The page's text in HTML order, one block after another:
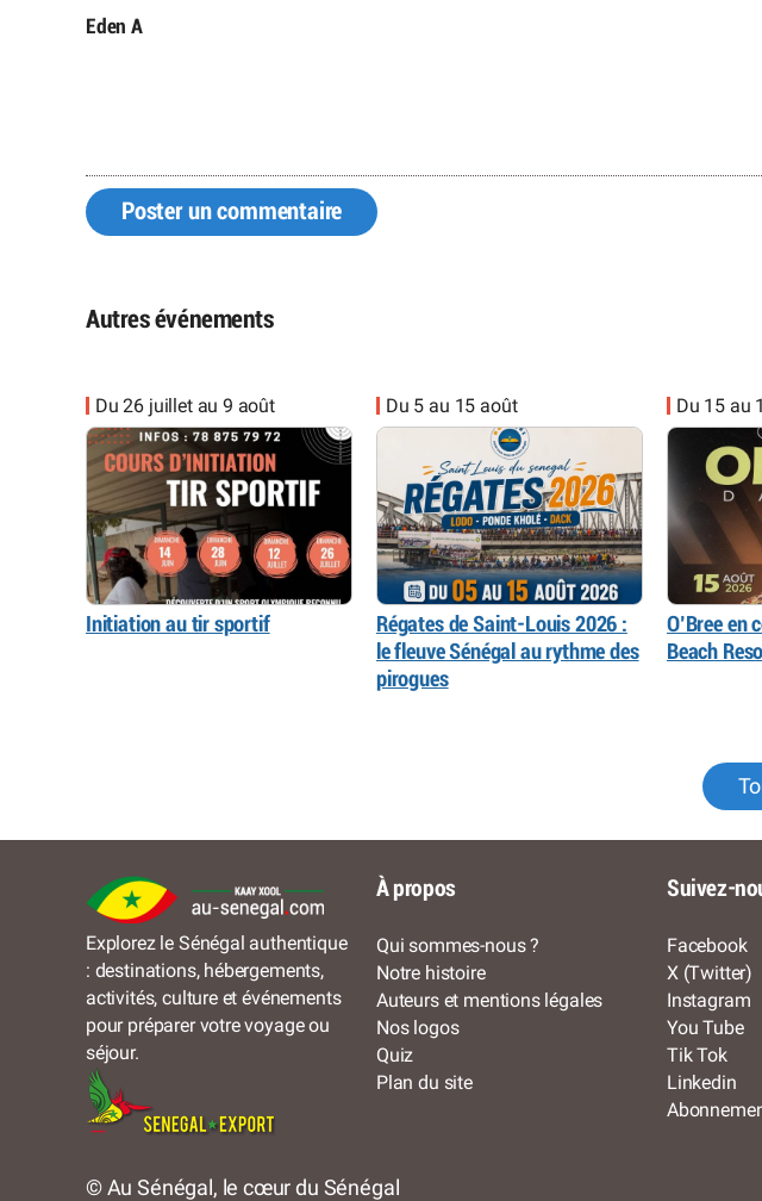
Eden A
Poster un commentaire
Autres événements
Du 26 juillet au 9 août
Initiation au tir sportif
Du 5 au 15 août
Régates de Saint-Louis 2026 :
le fleuve Sénégal au rythme des
pirogues
Du 15 au
O’Bree en
Beach
Explorez le Sénégal authentique
: destinations, hébergements,
activités, culture et événements
pour préparer votre voyage ou
séjour.
À propos
Qui sommes-nous ?
Notre histoire
Auteurs et mentions légales
Nos logos
Quiz
Plan du site
Suivez-
Facebook
X (Twitter)
Instagram
You Tube
Tik Tok
Linkedin
© Au Sénégal, le cœur du Sénégal